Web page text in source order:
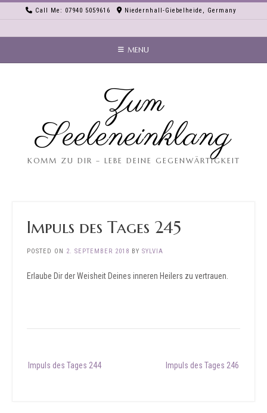
Call Me: 07940 5059616 Niedernhall-Giebelheide, Germany
MENU
Zum
Seeleneinklang
KOMM ZU DIR – LEBE DEINE GEGENWÄRTIGKEIT
Impuls des Tages 245
POSTED ON 2. SEPTEMBER 2018 BY SYLVIA
Erlaube Dir der Weisheit Deines inneren Heilers zu vertrauen.
navigation
Impuls des Tages 244 Impuls des Tages 246